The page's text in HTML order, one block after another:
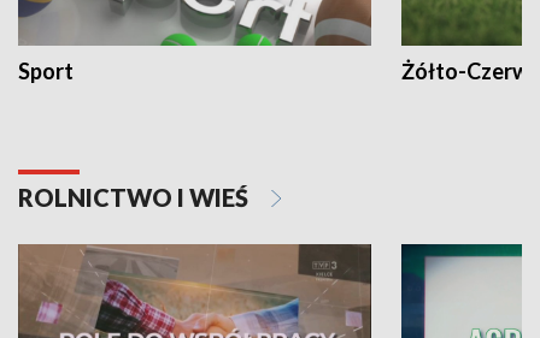
Sport Żółto-
ROLNICTWO I WIEŚ